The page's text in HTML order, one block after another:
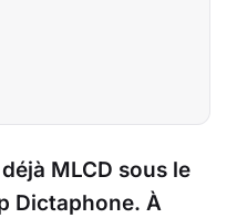
MLCD sous le
Dictaphone. À